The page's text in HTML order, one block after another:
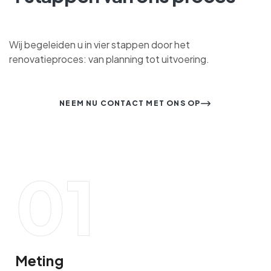
Wij begeleiden u in vier stappen door het
renovatieproces: van planning tot uitvoering.
NEEM NU CONTACT MET ONS OP
01
Meting